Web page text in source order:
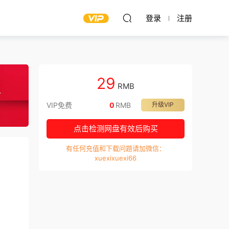
登录 注册
29 RMB
VIP免费 升级VIP
0 RMB
点击检测网盘有效后购买
有任何充值和下载问题请加微信：
xuexixuexi66